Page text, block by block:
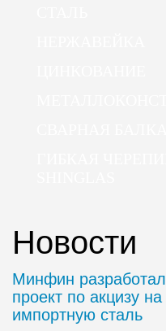
Новости
Минфин разработал
проект по акцизу на
импортную сталь